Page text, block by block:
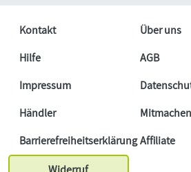
Kontakt
Über uns
Hilfe
AGB
Impressum
Händler
Mitmachen
BarrierefreiheitserklärungAffiliate